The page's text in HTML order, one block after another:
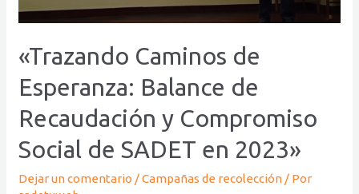
«Trazando Caminos de
Esperanza: Balance de
Recaudación y Compromiso
Social de SADET en 2023»
Dejar un comentario /Campañas de recolección / Por
Compromiso
Social
de
SADET
en